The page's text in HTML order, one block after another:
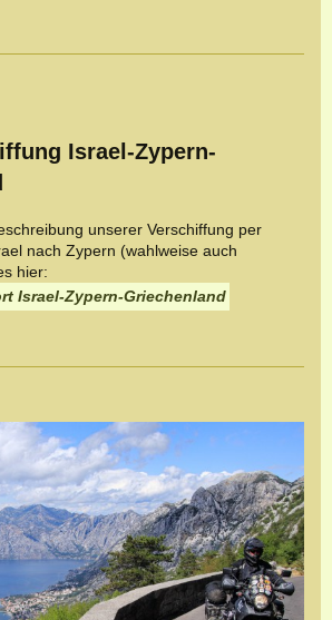
Israel-Zypern-
unserer Verschiffung per
nach Zypern (wahlweise auch
hier:
Israel-Zypern-Griechenland